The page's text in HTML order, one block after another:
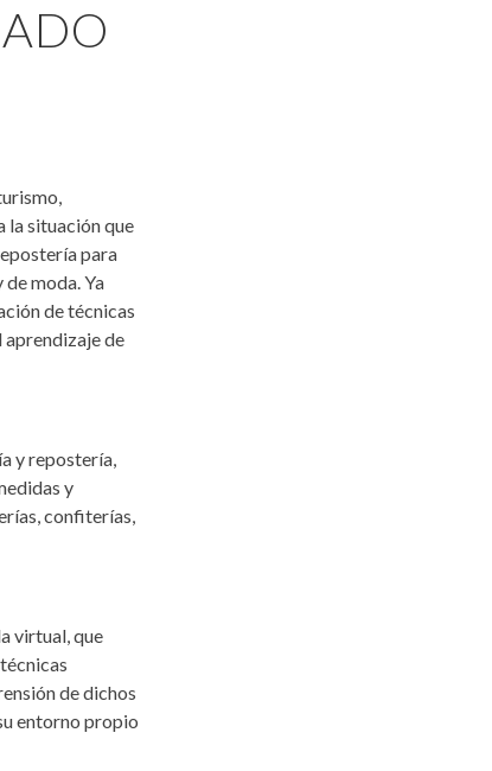
la situación que
para
moda. Ya
de técnicas
aprendizaje de
y repostería,
y
confiterías,
virtual, que
de dichos
entorno propio